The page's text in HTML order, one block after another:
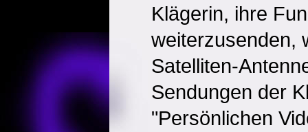
Klägerin, ihre
weiterzusenden,
Satelliten-
Sendungen der
"Persönlichen